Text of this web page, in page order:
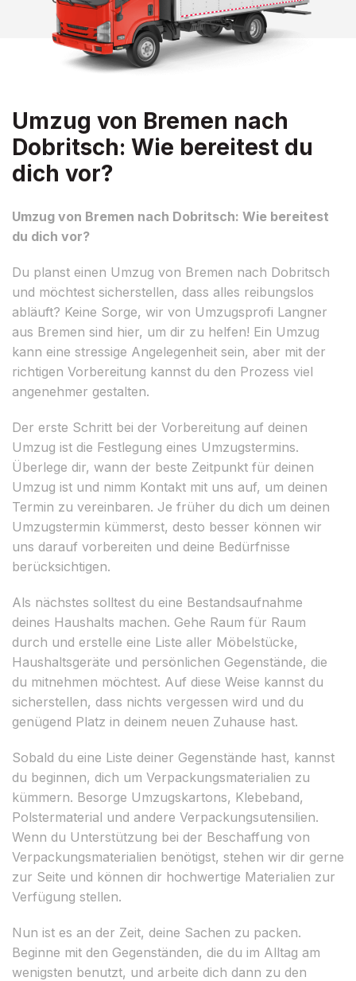
Umzug von Bremen nach
Dobritsch: Wie bereitest du
dich vor?
Umzug von Bremen nach Dobritsch: Wie bereitest
du dich vor?
Du planst einen Umzug von Bremen nach Dobritsch
und möchtest sicherstellen, dass alles reibungslos
abläuft? Keine Sorge, wir von Umzugsprofi Langner
aus Bremen sind hier, um dir zu helfen! Ein Umzug
kann eine stressige Angelegenheit sein, aber mit der
richtigen Vorbereitung kannst du den Prozess viel
angenehmer gestalten.
Der erste Schritt bei der Vorbereitung auf deinen
Umzug ist die Festlegung eines Umzugstermins.
Überlege dir, wann der beste Zeitpunkt für deinen
Umzug ist und nimm Kontakt mit uns auf, um deinen
Termin zu vereinbaren. Je früher du dich um deinen
Umzugstermin kümmerst, desto besser können wir
uns darauf vorbereiten und deine Bedürfnisse
berücksichtigen.
Als nächstes solltest du eine Bestandsaufnahme
deines Haushalts machen. Gehe Raum für Raum
durch und erstelle eine Liste aller Möbelstücke,
Haushaltsgeräte und persönlichen Gegenstände, die
du mitnehmen möchtest. Auf diese Weise kannst du
sicherstellen, dass nichts vergessen wird und du
genügend Platz in deinem neuen Zuhause hast.
Sobald du eine Liste deiner Gegenstände hast, kannst
du beginnen, dich um Verpackungsmaterialien zu
kümmern. Besorge Umzugskartons, Klebeband,
Polstermaterial und andere Verpackungsutensilien.
Wenn du Unterstützung bei der Beschaffung von
Verpackungsmaterialien benötigst, stehen wir dir gerne
zur Seite und können dir hochwertige Materialien zur
Verfügung stellen.
Nun ist es an der Zeit, deine Sachen zu packen.
Beginne mit den Gegenständen, die du im Alltag am
wenigsten benutzt, und arbeite dich dann zu den